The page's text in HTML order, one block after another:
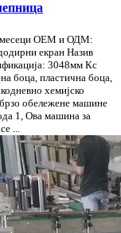
месеци ОЕМ и ОДМ:
екран Назив
3048мм Кс
боца, пластична боца,
хемијско
обележене машине
1, Ова машина за
...